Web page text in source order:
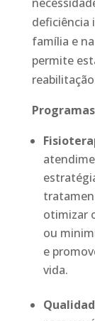
deficiência
família e
permite
otimizar
ou
e
vida.